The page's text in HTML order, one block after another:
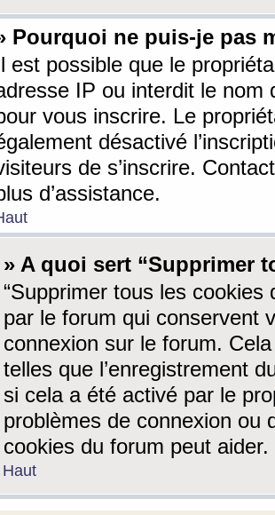
Pourquoi ne puis-je pas
est possible que le
IP ou interdit le nom
vous inscrire. Le
désactivé
de s’inscrire.
d’assistance.
» A quoi sert “Supprimer
“Supprimer tous les cookies
par le forum qui conservent
connexion sur le forum.
telles que l’enregistrement
si cela a été activé par le
problèmes de connexion ou
cookies du forum peut aider.
Haut